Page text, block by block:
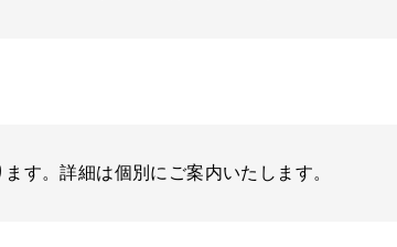
す。詳細は個別にご案内いたします。